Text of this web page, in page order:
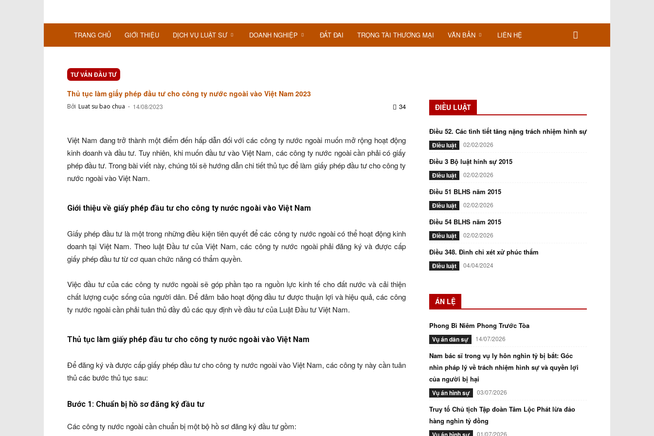
TRANG CHỦ GIỚI THIỆU DỊCH VỤ LUẬT SƯ DOANH NGHIỆP ĐẤT ĐAI TRỌNG TÀI THƯƠNG MẠI VĂN BẢN LIÊN HỆ
TƯ VẤN ĐẦU TƯ
Thủ tục làm giấy phép đầu tư cho công ty nước ngoài vào Việt Nam 2023
Bởi Luat su bao chua - 14/08/2023 34
Việt Nam đang trở thành một điểm đến hấp dẫn đối với các công ty nước ngoài muốn mở rộng hoạt động
kinh doanh và đầu tư. Tuy nhiên, khi muốn đầu tư vào Việt Nam, các công ty nước ngoài cần phải có giấy
phép đầu tư. Trong bài viết này, chúng tôi sẽ hướng dẫn chi tiết thủ tục để làm giấy phép đầu tư cho công ty
nước ngoài vào Việt Nam.
Giới thiệu về giấy phép đầu tư cho công ty nước ngoài vào Việt Nam
Giấy phép đầu tư là một trong những điều kiện tiên quyết để các công ty nước ngoài có thể hoạt động kinh
doanh tại Việt Nam. Theo luật Đầu tư của Việt Nam, các công ty nước ngoài phải đăng ký và được cấp
giấy phép đầu tư từ cơ quan chức năng có thẩm quyền.
Việc đầu tư của các công ty nước ngoài sẽ góp phần tạo ra nguồn lực kinh tế cho đất nước và cải thiện
chất lượng cuộc sống của người dân. Để đảm bảo hoạt động đầu tư được thuận lợi và hiệu quả, các công
ty nước ngoài cần phải tuân thủ đầy đủ các quy định về đầu tư của Luật Đầu tư Việt Nam.
Thủ tục làm giấy phép đầu tư cho công ty nước ngoài vào Việt Nam
Để đăng ký và được cấp giấy phép đầu tư cho công ty nước ngoài vào Việt Nam, các công ty này cần tuân
thủ các bước thủ tục sau:
Bước 1: Chuẩn bị hồ sơ đăng ký đầu tư
Các công ty nước ngoài cần chuẩn bị một bộ hồ sơ đăng ký đầu tư gồm:
ĐIỀU LUẬT
Điều 52. Các tình tiết tăng nặng trách nhiệm hình sự
Điều luật 02/02/2026
Điều 3 Bộ luật hính sự 2015
Điều luật 02/02/2026
Điều 51 BLHS năm 2015
Điều luật 02/02/2026
Điều 54 BLHS năm 2015
Điều luật 02/02/2026
Điều 348. Đình chỉ xét xử phúc thẩm
Điều luật 04/04/2024
ÁN LỆ
Phong Bì Niêm Phong Trước Tòa
Vụ án dân sự 14/07/2026
Nam bác sĩ trong vụ ly hôn nghìn tỷ bị bắt: Góc
nhìn pháp lý về trách nhiệm hình sự và quyền lợi
của người bị hại
Vụ án hình sự 03/07/2026
Truy tố Chủ tịch Tập đoàn Tâm Lộc Phát lừa đảo
hàng nghìn tỷ đồng
01/07/2026